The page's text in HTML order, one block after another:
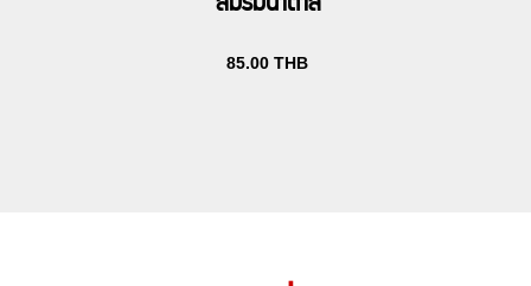
ส้มริมน้ำตาล
85.00 THB